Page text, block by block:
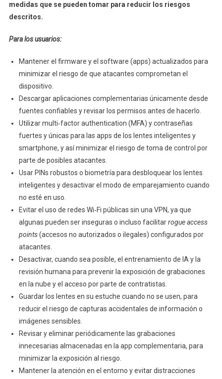
medidas que se pueden tomar para reducir los riesgos
descritos.
Para los usuarios:
Mantener el firmware y el software (apps) actualizados para
minimizar el riesgo de que atacantes comprometan el
dispositivo.
Descargar aplicaciones complementarias únicamente desde
fuentes confiables y revisar los permisos antes de hacerlo.
Utilizar multi‑factor authentication (MFA) y contraseñas
fuertes y únicas para las apps de los lentes inteligentes y
smartphone, y así minimizar el riesgo de toma de control por
parte de posibles atacantes.
Usar PINs robustos o biometría para desbloquear los lentes
inteligentes y desactivar el modo de emparejamiento cuando
no esté en uso.
Evitar el uso de redes Wi‑Fi públicas sin una VPN, ya que
algunas pueden ser inseguras o incluso facilitarrogue access
points(accesos no autorizados o ilegales) configurados por
atacantes.
Desactivar, cuando sea posible, el entrenamiento de IA y la
revisión humana para prevenir la exposición de grabaciones
en la nube y el acceso por parte de contratistas.
Guardar los lentes en su estuche cuando no se usen, para
reducir el riesgo de capturas accidentales de información o
imágenes sensibles.
Revisar y eliminar periódicamente las grabaciones
innecesarias almacenadas en la app complementaria, para
minimizar la exposición al riesgo.
Mantener la atención en el entorno y evitar distracciones